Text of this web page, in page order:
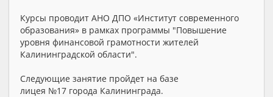
Курсы проводит АНО ДПО «Институт современного
образования» в рамках программы "Повышение
уровня финансовой грамотности жителей
Калининградской области".
Следующие занятие пройдет на базе
лицея №17 города Калининграда.